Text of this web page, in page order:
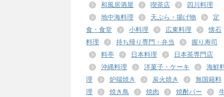
和風居酒屋
喫茶店
四川料理
地中海料理
天ぷら・揚げ物
定
食・食堂
小料理 広東料理
懐石
料理
持ち帰り専門・弁当
握り寿司
料亭
日本料理
日本茶専門店
沖縄料理
洋菓子・ケーキ
海鮮
理
炉端焼き 炭火焼き
無国籍料
理
焼き鳥 焼肉 焼酎バー